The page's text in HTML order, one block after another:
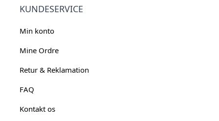
KUNDESERVICE
Min konto
Mine Ordre
Retur & Reklamation
FAQ
Kontakt os